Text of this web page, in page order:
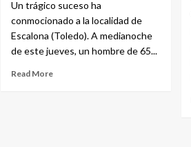
Un trágico suceso ha
conmocionado a la localidad de
Escalona (Toledo). A medianoche
de este jueves, un hombre de 65...
Read More